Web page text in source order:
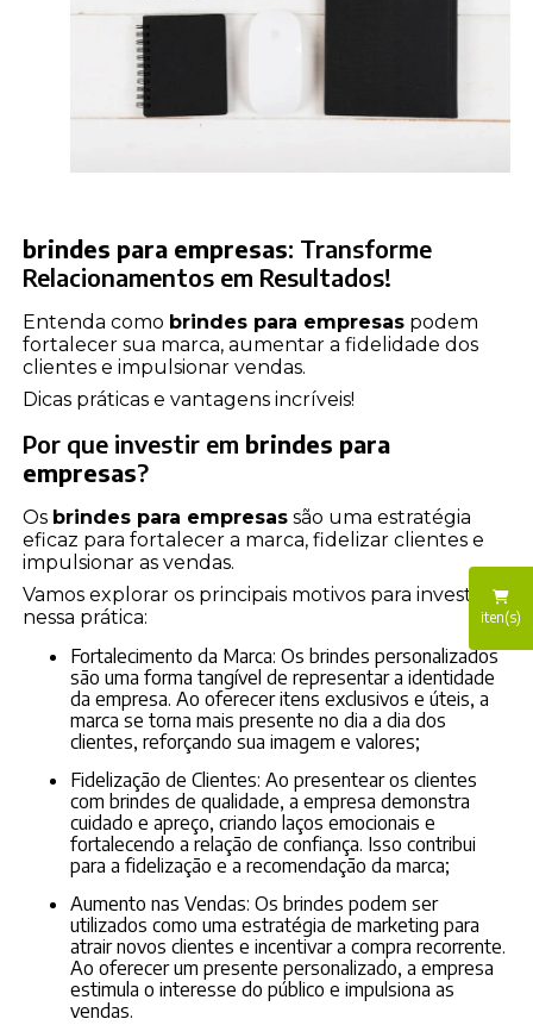
iten(s)
brindes para empresas: Transforme
Relacionamentos em Resultados!
Entenda como brindes para empresas podem
fortalecer sua marca, aumentar a fidelidade dos
clientes e impulsionar vendas.
Dicas práticas e vantagens incríveis!
Por que investir em brindes para
empresas?
Os brindes para empresas são uma estratégia
eficaz para fortalecer a marca, fidelizar clientes e
impulsionar as vendas.
Vamos explorar os principais motivos para investir
nessa prática:
Fortalecimento da Marca: Os brindes personalizados
são uma forma tangível de representar a identidade
da empresa. Ao oferecer itens exclusivos e úteis, a
marca se torna mais presente no dia a dia dos
clientes, reforçando sua imagem e valores;
Fidelização de Clientes: Ao presentear os clientes
com brindes de qualidade, a empresa demonstra
cuidado e apreço, criando laços emocionais e
fortalecendo a relação de confiança. Isso contribui
para a fidelização e a recomendação da marca;
Aumento nas Vendas: Os brindes podem ser
utilizados como uma estratégia de marketing para
atrair novos clientes e incentivar a compra recorrente.
Ao oferecer um presente personalizado, a empresa
estimula o interesse do público e impulsiona as
vendas.